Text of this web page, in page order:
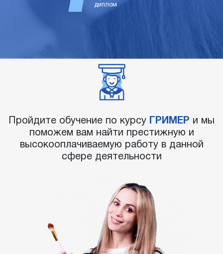
диплом
Пройдите обучение по курсу ГРИМЕР и мы
поможем вам найти престижную и
высокооплачиваемую работу в данной
сфере деятельности